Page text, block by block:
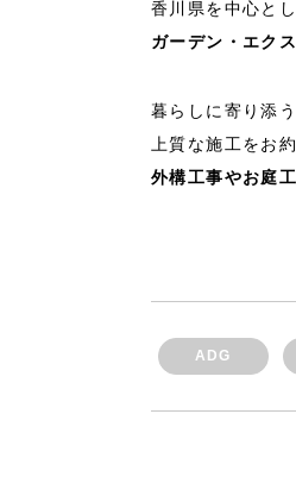
香川県を中心と
ガーデン・エク
暮らしに寄り添
上質な施工をお約
外構工事やお庭
ADG